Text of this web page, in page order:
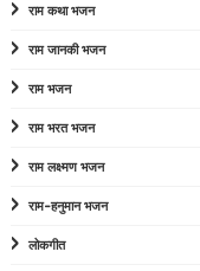
राम कथा भजन
राम जानकी भजन
राम भजन
राम भरत भजन
राम लक्ष्मण भजन
राम-हनुमान भजन
लोकगीत